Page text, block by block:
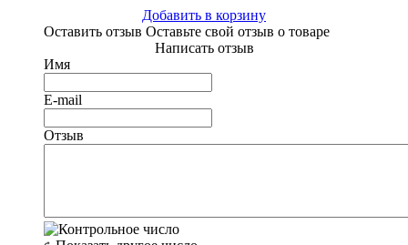
Добавить в корзину
Оставить отзыв Оставьте свой отзыв о товаре
Написать отзыв
Имя
E-mail
Отзыв